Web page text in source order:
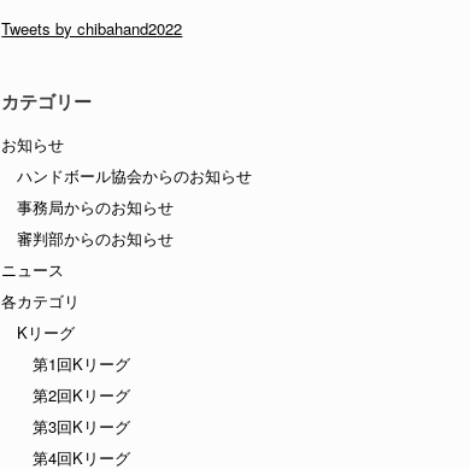
Tweets by chibahand2022
カテゴリー
お知らせ
ハンドボール協会からのお知らせ
事務局からのお知らせ
審判部からのお知らせ
ニュース
各カテゴリ
Kリーグ
第1回Kリーグ
第2回Kリーグ
第3回Kリーグ
第4回Kリーグ